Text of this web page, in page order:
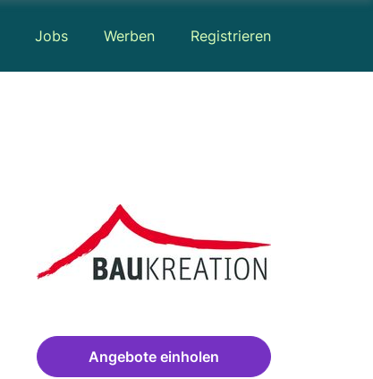
Jobs Werben Registrieren
Angebote einholen